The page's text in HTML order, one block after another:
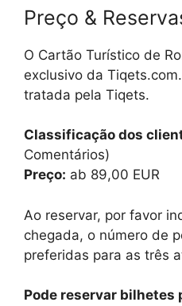
Preço &
O Cartão Turístico de
exclusivo da
tratada pela Tiqets.
Classificação dos
Comentários)
Preço: ab 89,00 EUR
Ao reservar, por favor
chegada, o número de
preferidas para as três
Pode reservar bilhetes